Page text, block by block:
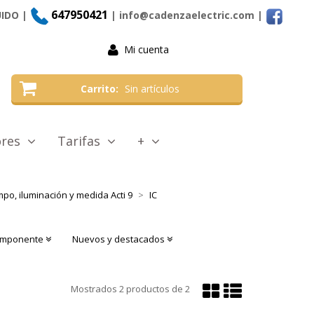
| 647950421 | info@cadenzaelectric.com |
Mi cuenta
Carrito Sin artículos
Tarifas +
iluminación y medida Acti 9 IC
Nuevos y destacados
Mostrar
en
Mostrar
en
Mostrados 2 productos de 2